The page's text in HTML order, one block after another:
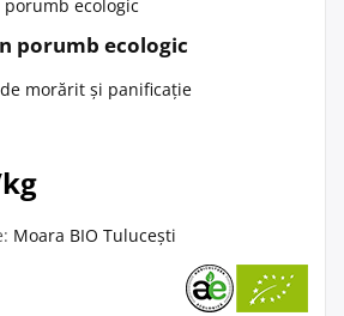
porumb ecologic
morărit și panificație
Moara BIO Tulucești